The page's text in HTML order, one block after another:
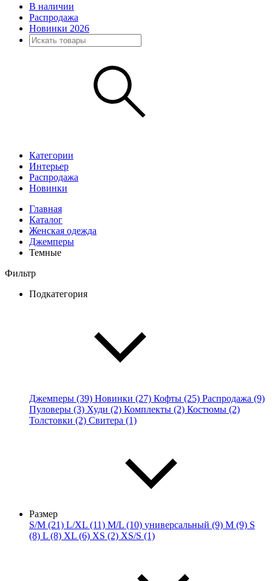
В наличии
Распродажа
Новинки 2026
Категории
Интерьер
Распродажа
Новинки
Главная
Каталог
Женская одежда
Джемперы
Темные
Фильтр
Подкатегория
Джемперы (39) Новинки (27) Кофты (25) Распродажа (9)
Пуловеры (3) Худи (2) Комплекты (2) Костюмы (2)
Толстовки (2) Свитера (1)
Размер
S/M (21) L/XL (11) M/L (10) универсальный (9) M (9) S
(8) L (8) XL (6) XS (2) XS/S (1)